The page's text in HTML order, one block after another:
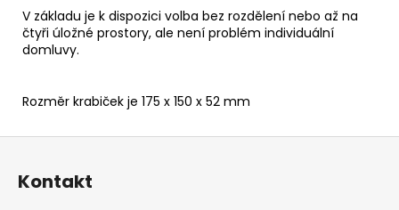
V základu je k dispozici volba bez rozdělení nebo až na
čtyři úložné prostory, ale není problém individuální
domluvy.
Rozměr krabiček je 175 x 150 x 52 mm
Z
Kontakt